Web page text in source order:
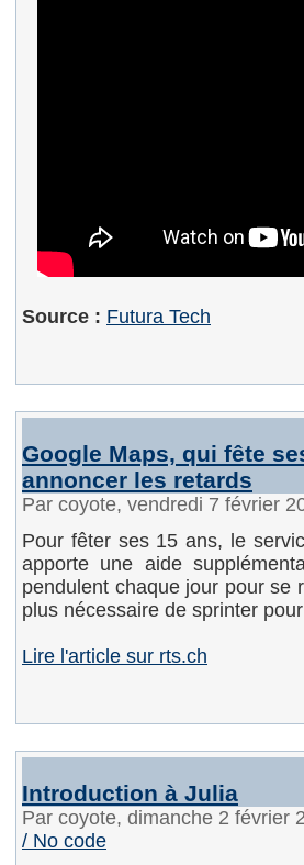
Source : Futura Tech
Google Maps, qui fête
annoncer les retards
Par coyote, vendredi 7 février
Pour fêter ses 15 ans, le
apporte une aide
pendulent chaque jour pour se
plus nécessaire de sprinter
Lire l'article sur rts.ch
Introduction à Julia
Par coyote, dimanche 2 février
/ No code